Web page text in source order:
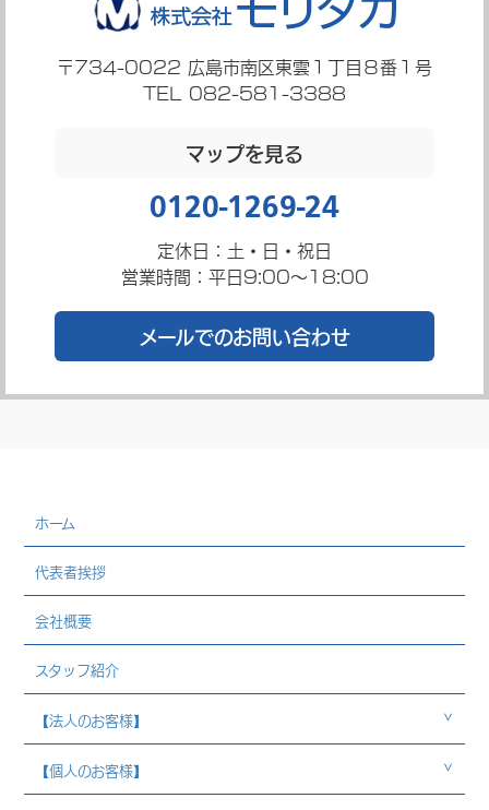
〒734-0022 広島市南区東雲１丁目８番１号
TEL 082-581-3388
マップを見る
0120-1269-24
定休日：土・日・祝日
営業時間：平日9:00～18:00
メールでのお問い合わせ
ホーム
代表者挨拶
会社概要
スタッフ紹介
【法人のお客様】
【個人のお客様】